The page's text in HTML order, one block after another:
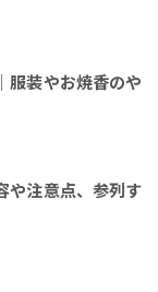
服装やお焼香のや
や注意点、参列す